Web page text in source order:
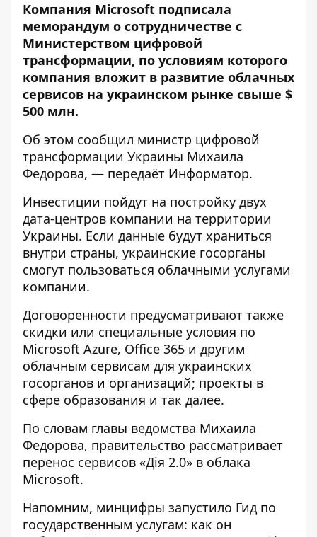
Компания Microsoft подписала
меморандум о сотрудничестве с
Министерством цифровой
трансформации, по условиям которого
компания вложит в развитие облачных
сервисов на украинском рынке свыше $
500 млн.
Об этом сообщил министр цифровой
трансформации Украины Михаила
Федорова, — передаёт Информатор.
Инвестиции пойдут на постройку двух
дата-центров компании на территории
Украины. Если данные будут храниться
внутри страны, украинские госорганы
смогут пользоваться облачными услугами
компании.
Договоренности предусматривают также
скидки или специальные условия по
Microsoft Azure, Office 365 и другим
облачным сервисам для украинских
госорганов и организаций; проекты в
сфере образования и так далее.
По словам главы ведомства Михаила
Федорова, правительство рассматривает
перенос сервисов «Дія 2.0» в облака
Microsoft.
Напомним, минцифры запустило Гид по
государственным услугам: как он